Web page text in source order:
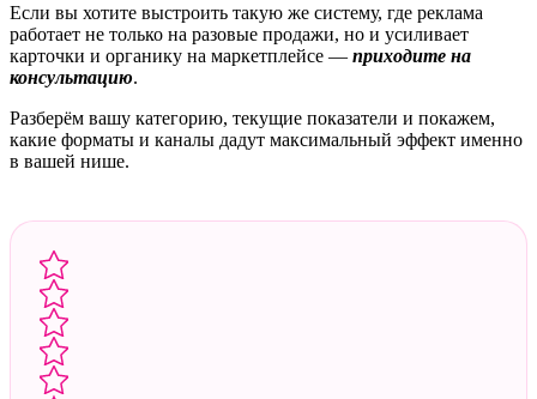
Если вы хотите выстроить такую же систему, где реклама
работает не только на разовые продажи, но и усиливает
карточки и органику на маркетплейсе — приходите на
консультацию.
Разберём вашу категорию, текущие показатели и покажем,
какие форматы и каналы дадут максимальный эффект именно
в вашей нише.